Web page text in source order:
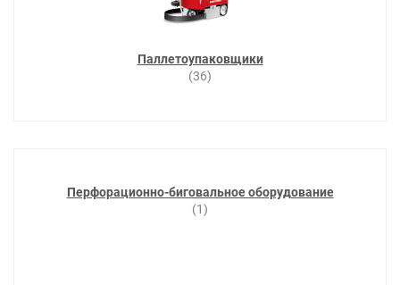
Паллетоупаковщики
(36)
Перфорационно-биговальное оборудование
(1)